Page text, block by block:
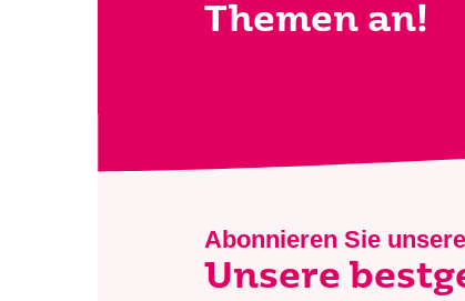
Themen an!
Abonnieren Sie
Unsere